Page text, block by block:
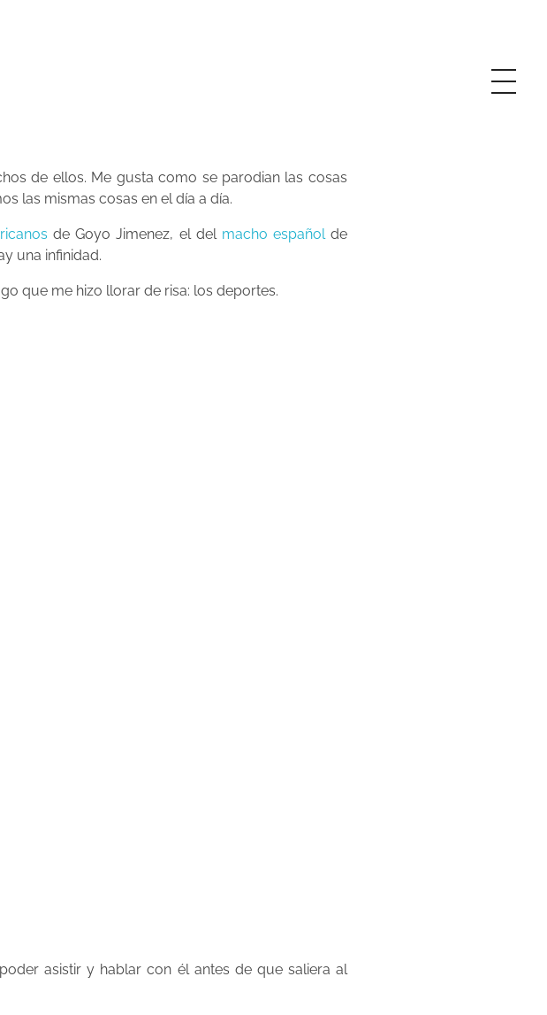
de ellos. Me gusta como se parodian las cosas
las mismas cosas en el día a día.
de Goyo Jimenez, el del macho español de
una infinidad.
que me hizo llorar de risa: los deportes.
asistir y hablar con él antes de que saliera al